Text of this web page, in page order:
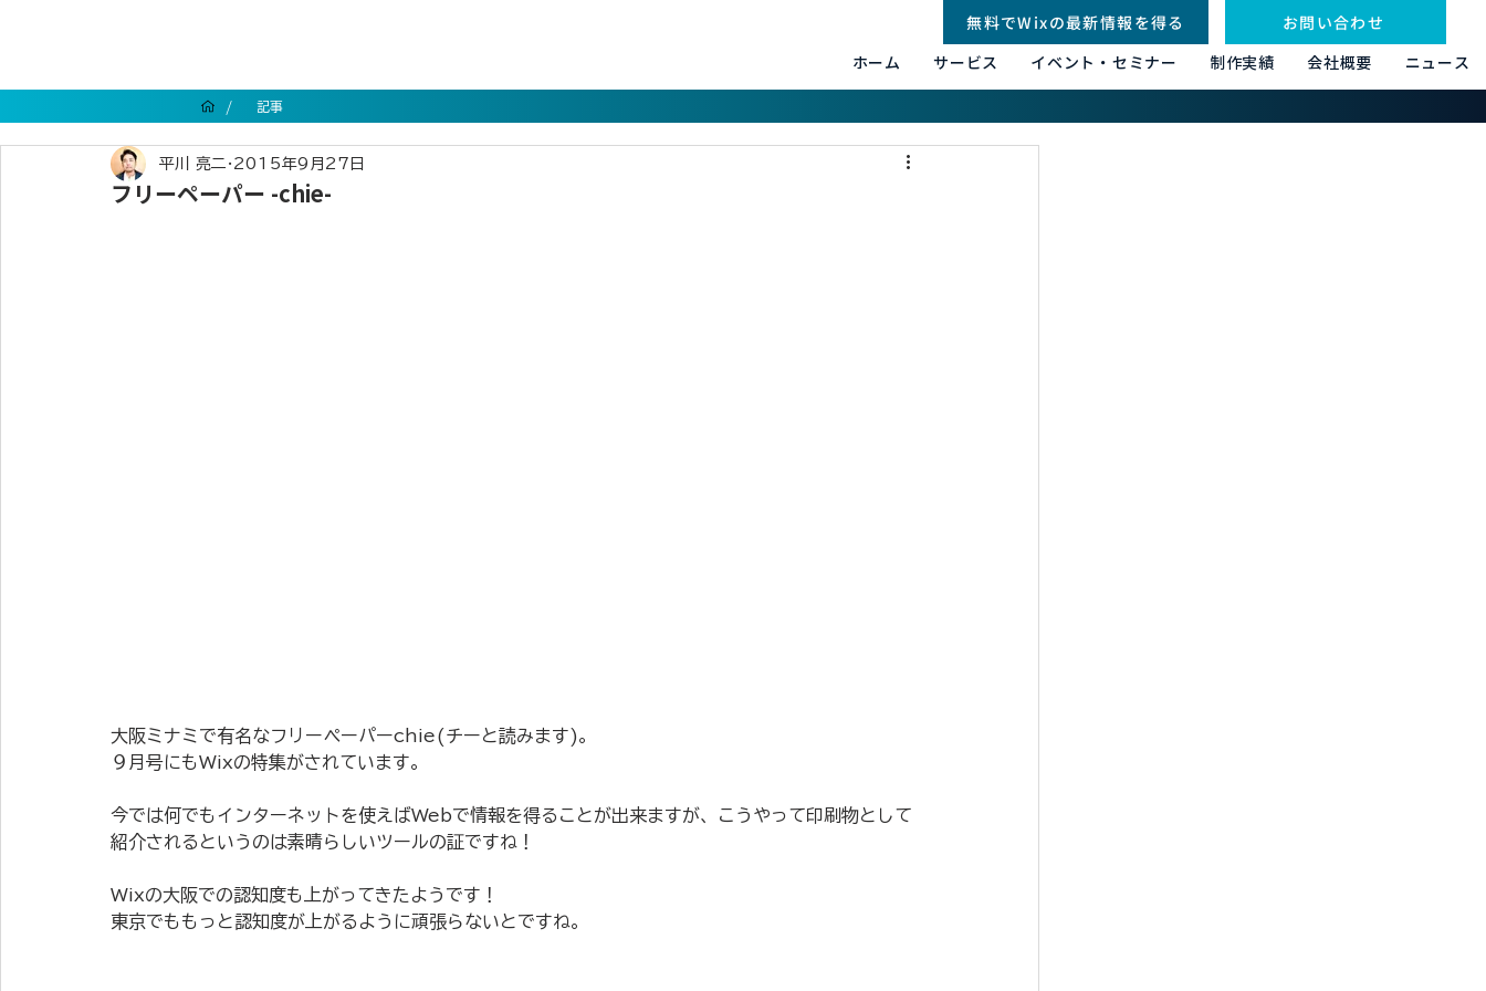
無料でWixの最新情報を得る お問い合わせ
ホーム サービス イベント・セミナー 制作実績 会社概要 ニュース
/ 記事
フリーペーパー -chie-
平川 亮二 2015年9月27日
大阪ミナミで有名なフリーペーパーchie(チーと読みます)。
９月号にもWixの特集がされています。
今では何でもインターネットを使えばWebで情報を得ることが出来ますが、こうやって印刷物として
紹介されるというのは素晴らしいツールの証ですね！
Wixの大阪での認知度も上がってきたようです！
東京でももっと認知度が上がるように頑張らないとですね。